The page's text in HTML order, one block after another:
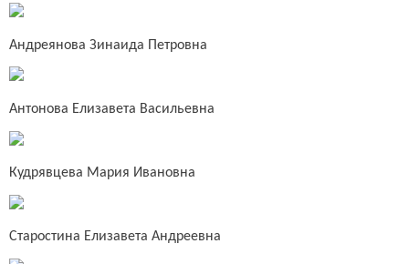
Андреянова Зинаида Петровна
Антонова Елизавета Васильевна
Кудрявцева Мария Ивановна
Старостина Елизавета Андреевна